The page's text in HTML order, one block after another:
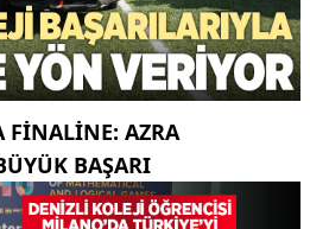
FINALINE: AZRA
BAŞARI